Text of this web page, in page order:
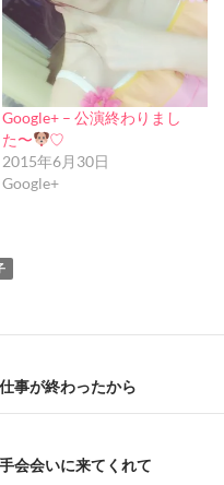
Google+ – 公演終わりまし
た〜
♡
2015年6月30日
Google+
事が終わったから
会会いに来てくれて